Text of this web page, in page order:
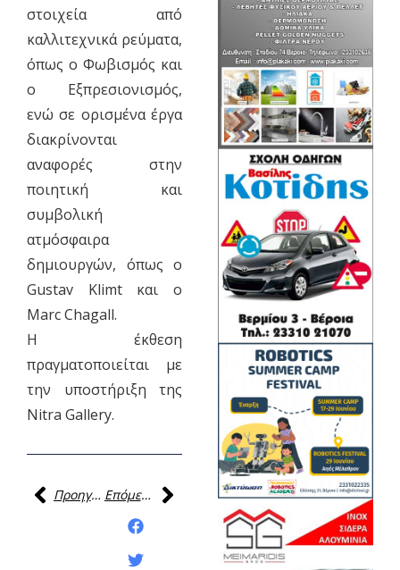
στοιχεία από
καλλιτεχνικά ρεύματα,
όπως ο Φωβισμός και
ο Εξπρεσιονισμός,
ενώ σε ορισμένα έργα
διακρίνονται
αναφορές στην
ποιητική και
συμβολική
ατμόσφαιρα
δημιουργών, όπως ο
Gustav Klimt και ο
Marc Chagall.
Η έκθεση
πραγματοποιείται με
την υποστήριξη της
Nitra Gallery.
Προηγούμενη
Επόμενη